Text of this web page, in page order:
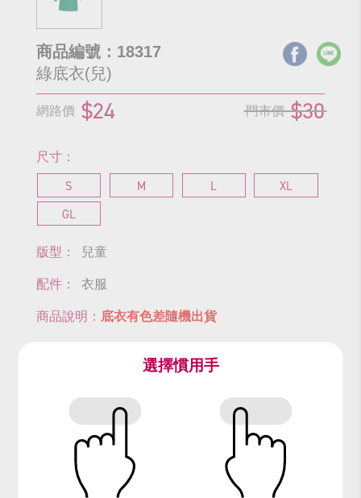
商品編號：18317
綠底衣(兒)
網路價 $24 門市價 $30
尺寸：
S M L
XL
GL
版型： 兒童
配件： 衣服
商品說明： 底衣有色差隨機出貨
查看商品尺寸
#綠色內搭衣
選擇慣用手